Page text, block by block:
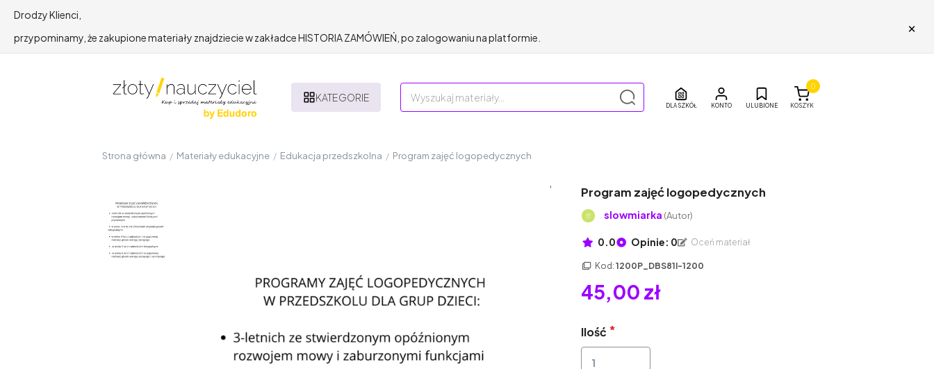
Drodzy Klienci,
przypominamy, że zakupione materiały znajdziecie w zakładce HISTORIA ZAMÓWIEŃ, po zalogowaniu na platformie.
×
KATEGORIE
DLA SZKÓŁ ULUBIONE KOSZYK
0
Strona główna / Materiały edukacyjne / Edukacja przedszkolna / Program zajęć logopedycznych
Program zajęć logopedycznych
slowmiarka (Autor)
0.0 Opinie: 0 Oceń materiał
Kod:1200P_DBS81I-1200
45,00 zł
Ilość